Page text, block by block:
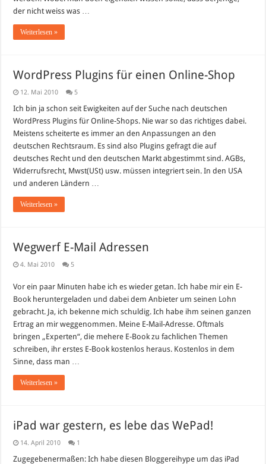
der nicht weiss was …
Weiterlesen »
WordPress Plugins für einen Online-Shop
12. Mai 2010 5
Ich bin ja schon seit Ewigkeiten auf der Suche nach deutschen
WordPress Plugins für Online-Shops. Nie war so das richtiges dabei.
Meistens scheiterte es immer an den Anpassungen an den
deutschen Rechtsraum. Es sind also Plugins gefragt die auf
deutsches Recht und den deutschen Markt abgestimmt sind. AGBs,
Widerrufsrecht, Mwst(USt) usw. müssen integriert sein. In den USA
und anderen Ländern …
Weiterlesen »
Wegwerf E-Mail Adressen
4. Mai 2010 5
Vor ein paar Minuten habe ich es wieder getan. Ich habe mir ein E-
Book heruntergeladen und dabei dem Anbieter um seinen Lohn
gebracht. Ja, ich bekenne mich schuldig. Ich habe ihm seinen ganzen
Ertrag an mir weggenommen. Meine E-Mail-Adresse. Oftmals
bringen „Experten“, die mehere E-Book zu fachlichen Themen
schreiben, ihr erstes E-Book kostenlos heraus. Kostenlos in dem
Sinne, dass man …
Weiterlesen »
iPad war gestern, es lebe das WePad!
14. April 2010 1
Zugegebenermaßen: Ich habe diesen Bloggereihype um das iPad